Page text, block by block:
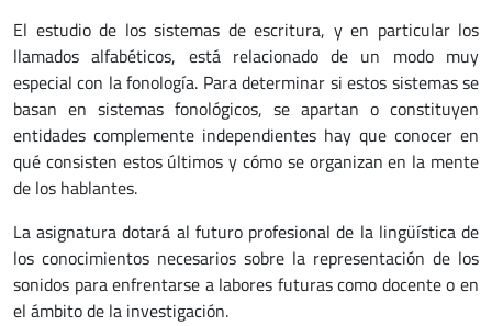
El estudio de los sistemas de escritura, y en particular los
llamados alfabéticos, está relacionado de un modo muy
especial con la fonología. Para determinar si estos sistemas se
basan en sistemas fonológicos, se apartan o constituyen
entidades complemente independientes hay que conocer en
qué consisten estos últimos y cómo se organizan en la mente
de los hablantes.
La asignatura dotará al futuro profesional de la lingüística de
los conocimientos necesarios sobre la representación de los
sonidos para enfrentarse a labores futuras como docente o en
el ámbito de la investigación.